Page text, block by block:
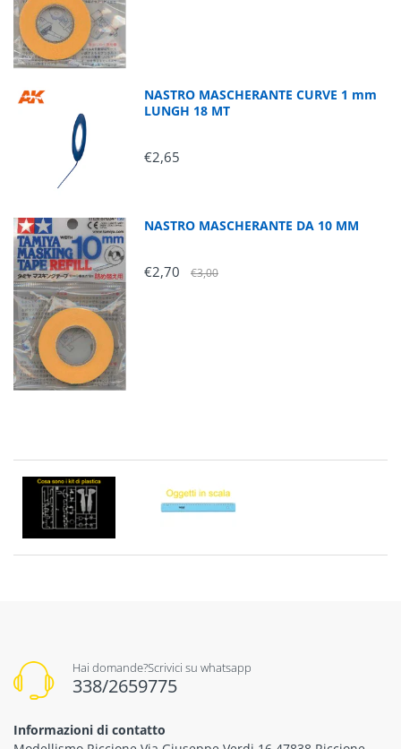
NASTRO MASCHERANTE CURVE 1 mm
LUNGH 18 MT
€2,65
NASTRO MASCHERANTE DA 10 MM
€2,70 €3,00
Hai domande?Scrivici su whatsapp
338/2659775
Informazioni di contatto